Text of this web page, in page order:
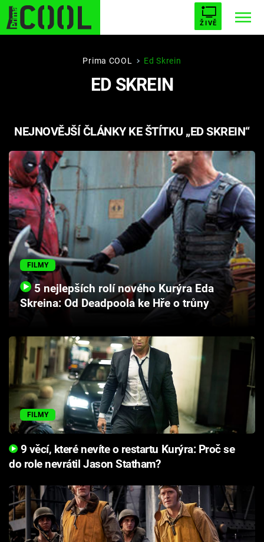
ŽIVĚ
STARHOUSE BUFFY, PŘEMOŽITELKA UPÍRŮ
PLNEJ KOTEL AVENGERS 5
Témata
Filmy
Seriály
Hry
Cool Esport
Pořady
TV Program
Sledujte prima+
Přihlášení
Sledujte nás
Prima COOL Ed Skrein
ED SKREIN
NEJNOVĚJŠÍ ČLÁNKY KE ŠTÍTKU „ED SKREIN“
FILMY
5 nejlepších rolí nového Kurýra Eda
Skreina: Od Deadpoola ke Hře o trůny
FILMY
9 věcí, které nevíte o restartu Kurýra: Proč se
do role nevrátil Jason Statham?